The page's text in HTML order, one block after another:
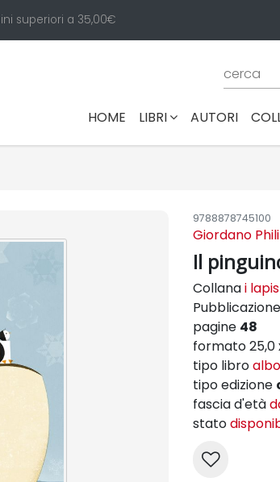
superiori a 35,00€
HOME (CURRENT)
LIBRI AUTORI
9788878745100
Giordano
Il
Collanai
Pubblicazione
pagine 48
formato 25,0
tipo libro
tipo edizione
fascia d'età
stato